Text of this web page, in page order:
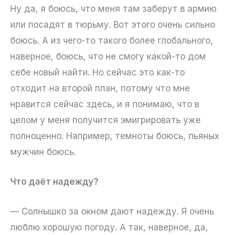
Ну да, я боюсь, что меня там заберут в армию
или посадят в тюрьму. Вот этого очень сильно
боюсь. А из чего-то такого более глобального,
наверное, боюсь, что не смогу какой-то дом
себе новый найти. Но сейчас это как-то
отходит на второй план, потому что мне
нравится сейчас здесь, и я понимаю, что в
целом у меня получится эмигрировать уже
полноценно. Например, темноты боюсь, пьяных
мужчин боюсь.
Что даёт надежду?
— Солнышко за окном дают надежду. Я очень
люблю хорошую погоду. А так, наверное, да,